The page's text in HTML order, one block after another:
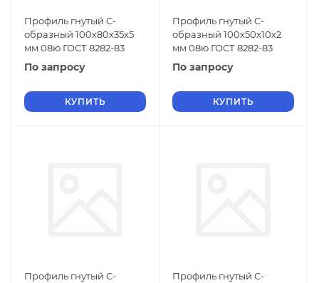
Профиль гнутый C-
образный 100х80х35х5
мм 08ю ГОСТ 8282-83
По запросу
КУПИТЬ
Профиль гнутый C-
образный 100х50х10х2
мм 08ю ГОСТ 8282-83
По запросу
КУПИТЬ
Профиль гнутый C-
Профиль гнутый C-